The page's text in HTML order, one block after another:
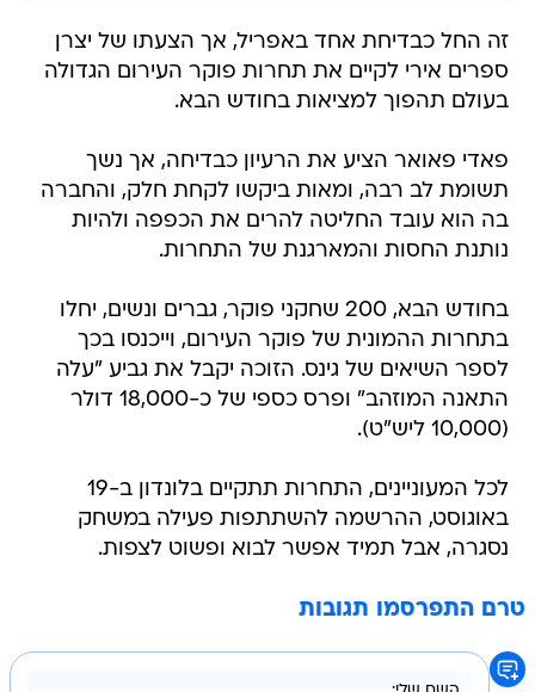
זה החל כבדיחת אחד באפריל, אך הצעתו של יצרן
ספרים אירי לקיים את תחרות פוקר העירום הגדולה
בעולם תהפוך למציאות בחודש הבא.
פאדי פאואר הציע את הרעיון כבדיחה, אך נשך
תשומת לב רבה, ומאות ביקשו לקחת חלק, והחברה
בה הוא עובד החליטה להרים את הכפפה ולהיות
נותנת החסות והמארגנת של התחרות.
בחודש הבא, 200 שחקני פוקר, גברים ונשים, יחלו
בתחרות ההמונית של פוקר העירום, וייכנסו בכך
לספר השיאים של גינס. הזוכה יקבל את גביע "עלה
התאנה המוזהב" ופרס כספי של כ-18,000 דולר
(10,000 ליש"ט).
לכל המעוניינים, התחרות תתקיים בלונדון ב-19
באוגוסט, ההרשמה להשתתפות פעילה במשחק
נסגרה, אבל תמיד אפשר לבוא ופשוט לצפות.
טרם התפרסמו תגובות